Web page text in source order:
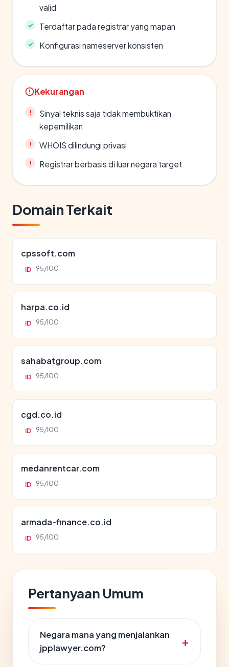
valid
Terdaftar pada registrar yang mapan
Konfigurasi nameserver konsisten
Kekurangan
Sinyal teknis saja tidak membuktikan
kepemilikan
WHOIS dilindungi privasi
Registrar berbasis di luar negara target
Domain Terkait
cpssoft.com
ID 95/100
harpa.co.id
ID 95/100
sahabatgroup.com
ID 95/100
cgd.co.id
ID 95/100
medanrentcar.com
ID 95/100
armada-finance.co.id
ID 95/100
Pertanyaan Umum
Negara mana yang menjalankan
jpplawyer.com?